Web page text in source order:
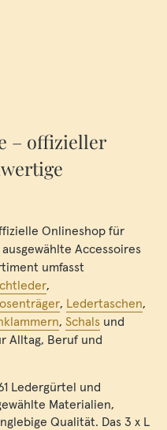
– offizieller
Onlineshop für
Accessoires
umfasst
,
, Ledertaschen,
, Schals und
Alltag, Beruf und
Ledergürtel und
Materialien,
Qualität. Das 3 x L